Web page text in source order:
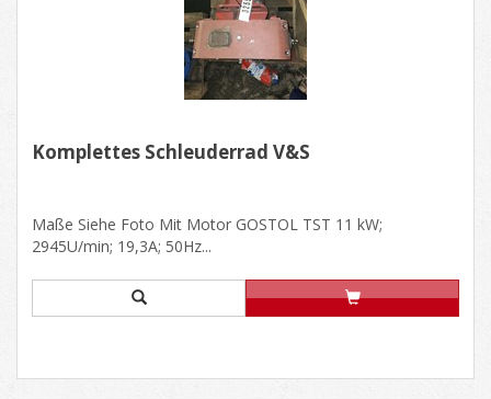
Komplettes Schleuderrad V&S
Maße Siehe Foto Mit Motor GOSTOL TST 11 kW;
2945U/min; 19,3A; 50Hz...